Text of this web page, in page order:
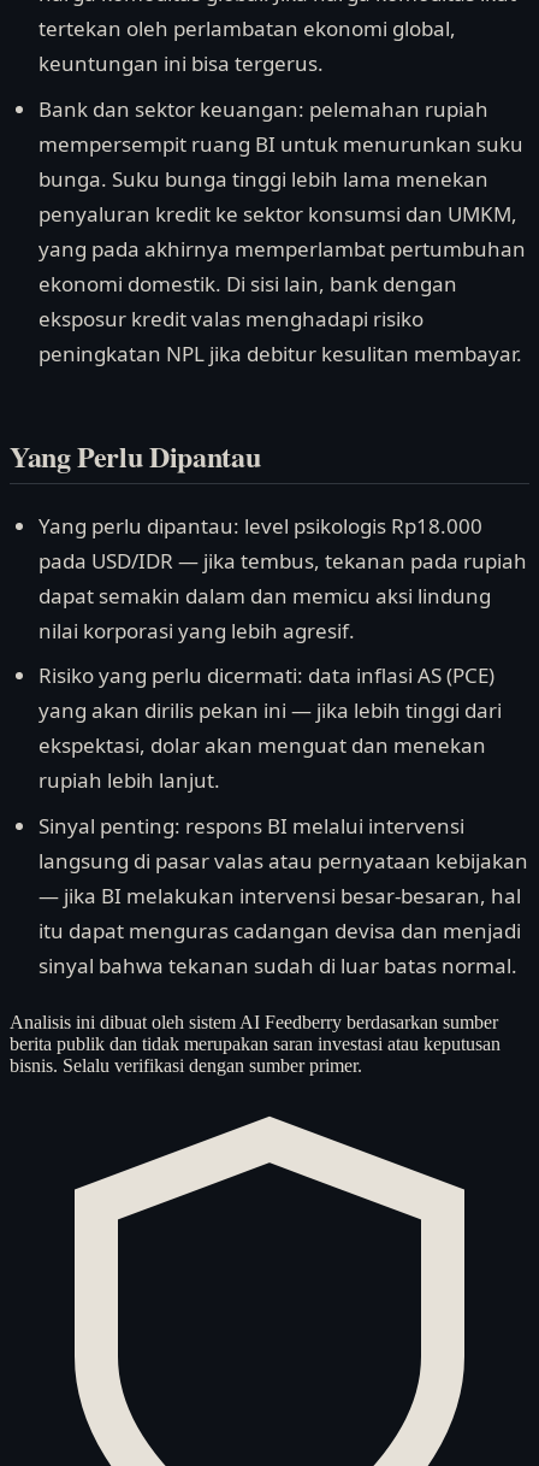
tertekan oleh perlambatan ekonomi global,
keuntungan ini bisa tergerus.
Bank dan sektor keuangan: pelemahan rupiah
mempersempit ruang BI untuk menurunkan suku
bunga. Suku bunga tinggi lebih lama menekan
penyaluran kredit ke sektor konsumsi dan UMKM,
yang pada akhirnya memperlambat pertumbuhan
ekonomi domestik. Di sisi lain, bank dengan
eksposur kredit valas menghadapi risiko
peningkatan NPL jika debitur kesulitan membayar.
Yang Perlu Dipantau
Yang perlu dipantau: level psikologis Rp18.000
pada USD/IDR — jika tembus, tekanan pada rupiah
dapat semakin dalam dan memicu aksi lindung
nilai korporasi yang lebih agresif.
Risiko yang perlu dicermati: data inflasi AS (PCE)
yang akan dirilis pekan ini — jika lebih tinggi dari
ekspektasi, dolar akan menguat dan menekan
rupiah lebih lanjut.
Sinyal penting: respons BI melalui intervensi
langsung di pasar valas atau pernyataan kebijakan
— jika BI melakukan intervensi besar-besaran, hal
itu dapat menguras cadangan devisa dan menjadi
sinyal bahwa tekanan sudah di luar batas normal.
Analisis ini dibuat oleh sistem AI Feedberry berdasarkan sumber
berita publik dan tidak merupakan saran investasi atau keputusan
bisnis. Selalu verifikasi dengan sumber primer.